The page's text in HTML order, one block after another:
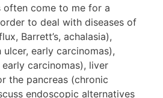
often come to me for a
to deal with diseases of
Barrett’s, achalasia),
early carcinomas),
carcinomas), liver
the pancreas (chronic
endoscopic alternatives